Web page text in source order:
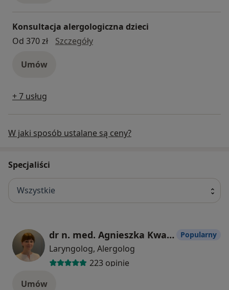
Konsultacja alergologiczna dzieci
Od 370 zł
Szczegółykonsultacja alergologiczna dzieci
Umów
+ 7 usług
W jaki sposób ustalane są ceny?
Specjaliści
Wszystkie
dr n. med. Agnieszka Kwaśnik-Balińska
Laryngolog, Alergolog
223 opinie
Popularny
Umów